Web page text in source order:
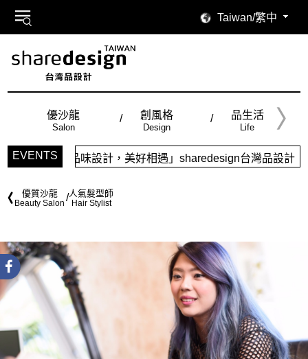
Taiwan/繁中
優沙龍
Salon
創風格
Design
品生活
Life
EVENTS
味設計，美好相遇」sharedesign台灣品設計，五大特色主
優質沙龍
Beauty Salon
人氣髮型師
Hair Stylist